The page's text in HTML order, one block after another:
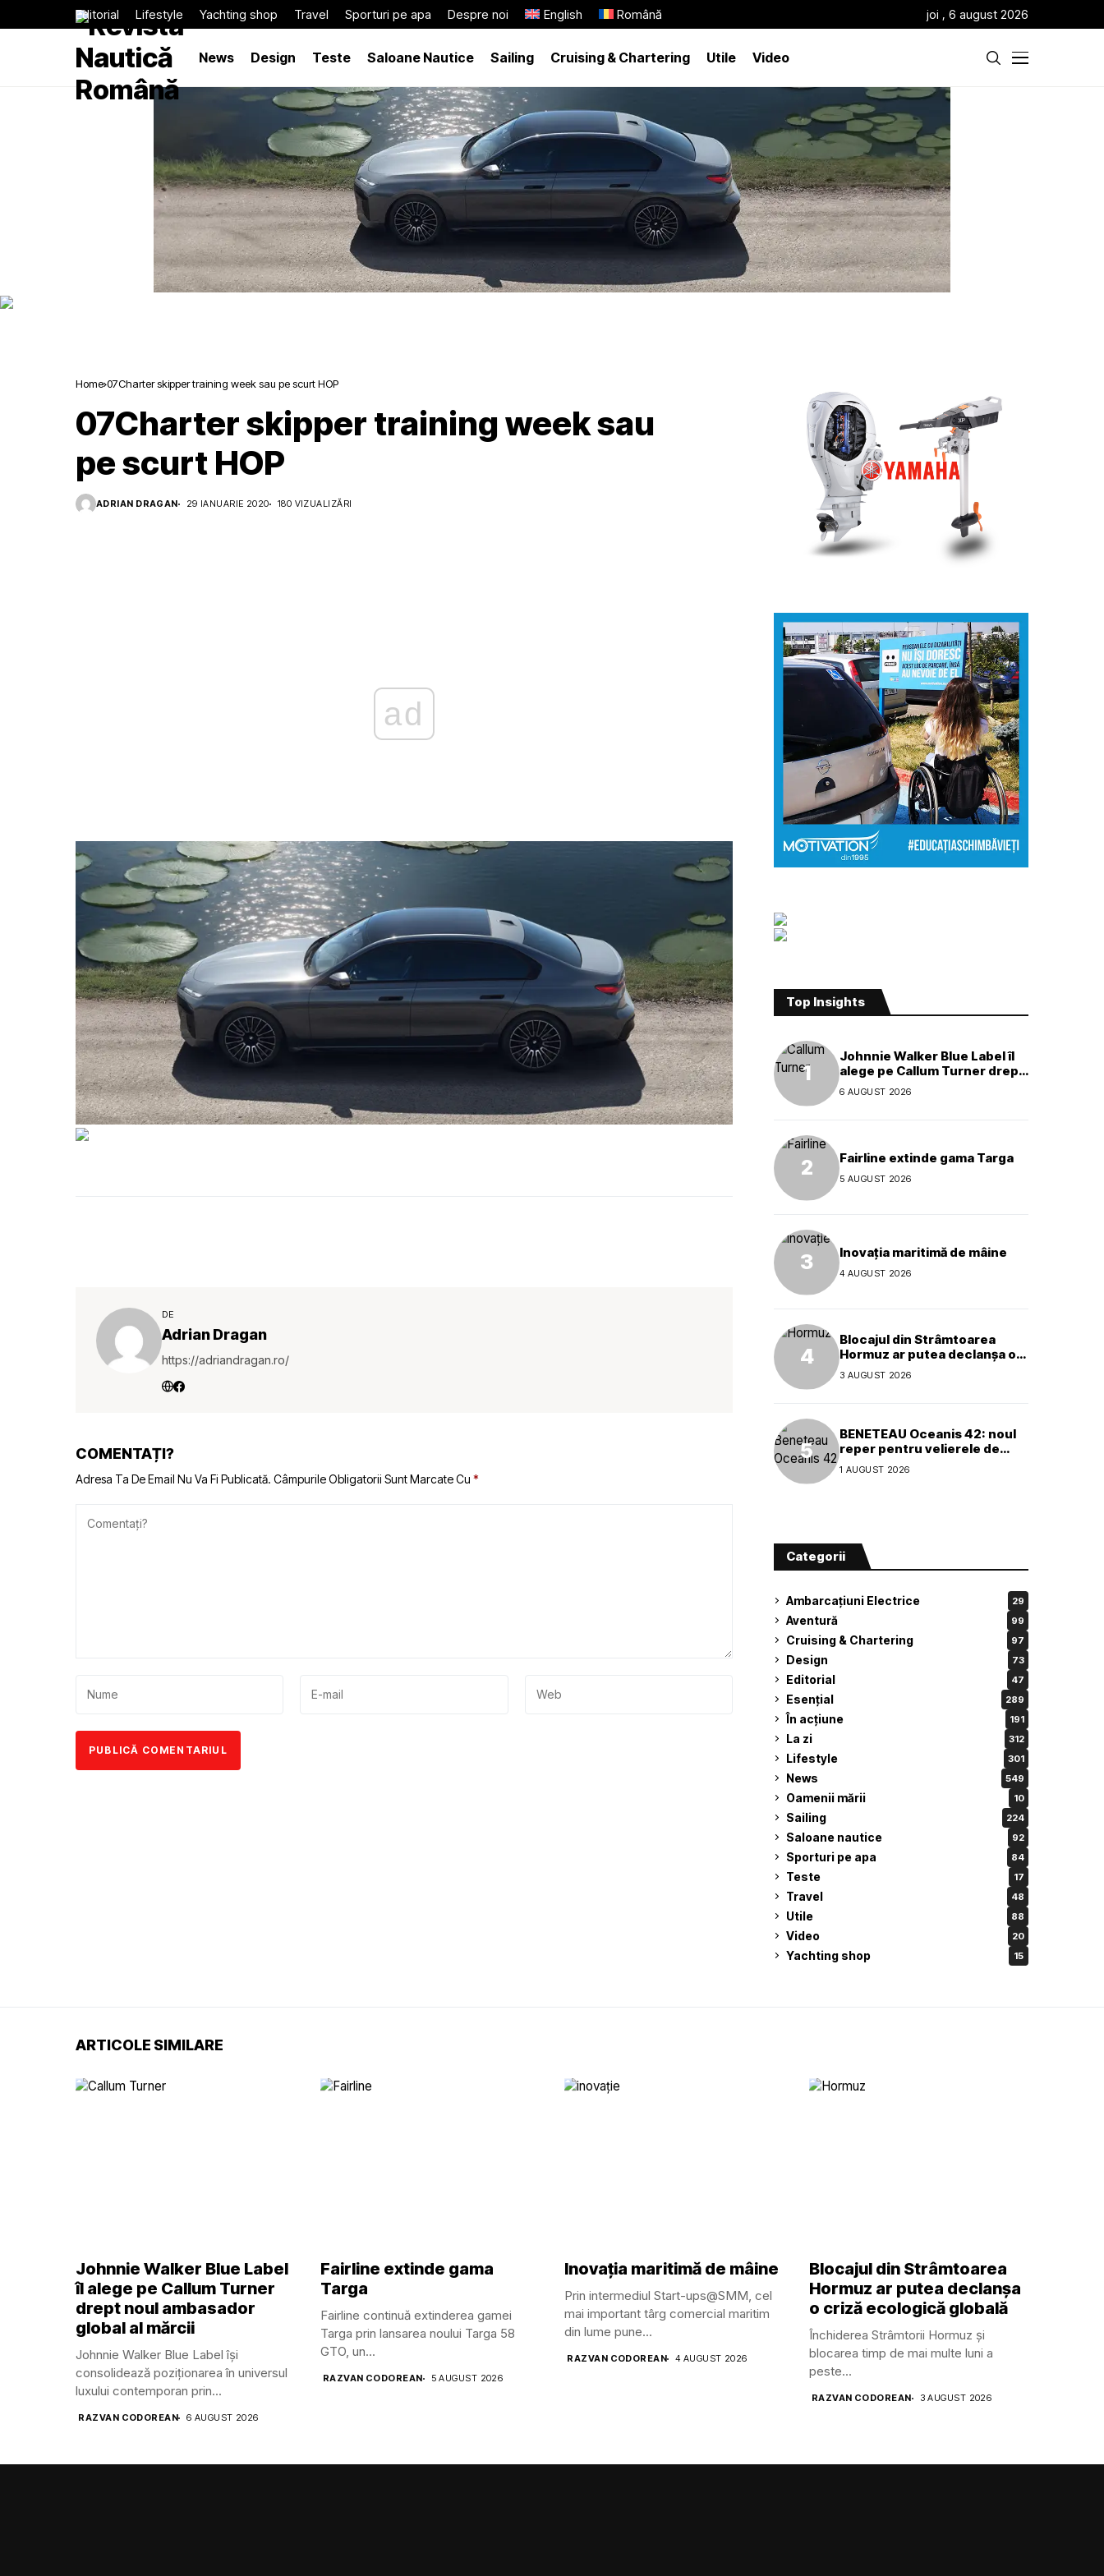
Editorial Lifestyle Yachting shop Travel Sporturi pe apa Despre noi English Română joi , 6 august 2026
News Design Teste Saloane Nautice Sailing Cruising & Chartering Utile Video
Home 07Charter skipper training week sau pe scurt HOP
07Charter skipper training week sau
pe scurt HOP
ADRIAN DRAGAN 29 IANUARIE 2020 180 VIZUALIZĂRI
ad
DE
Adrian Dragan
https://adriandragan.ro/
COMENTAȚI?
Adresa Ta De Email Nu Va Fi Publicată. Câmpurile Obligatorii Sunt Marcate Cu *
Top Insights
Johnnie Walker Blue Label îl
alege pe Callum Turner drept
noul ambasador global al
mărcii
6 AUGUST 2026
Fairline extinde gama Targa
5 AUGUST 2026
Inovația maritimă de mâine
4 AUGUST 2026
Blocajul din Strâmtoarea
Hormuz ar putea declanșa o
criză ecologică globală
3 AUGUST 2026
BENETEAU Oceanis 42: noul
reper pentru velierele de
croazieră de 40 de picioare
1 AUGUST 2026
Categorii
Ambarcațiuni Electrice 29
Aventură 99
Cruising & Chartering 97
Design 73
Editorial 47
Esențial 289
În acțiune 191
La zi 312
Lifestyle 301
News 549
Oamenii mării 10
Sailing 224
Saloane nautice 92
Sporturi pe apa 84
Teste 17
Travel 48
Utile 88
Video 20
Yachting shop 15
ARTICOLE SIMILARE
Johnnie Walker Blue Label
îl alege pe Callum Turner
drept noul ambasador
global al mărcii
Johnnie Walker Blue Label își
consolidează poziționarea în universul
luxului contemporan prin...
RAZVAN CODOREAN 6 AUGUST 2026
Fairline extinde gama
Targa
Fairline continuă extinderea gamei
Targa prin lansarea noului Targa 58
GTO, un...
RAZVAN CODOREAN 5 AUGUST 2026
Inovația maritimă de mâine
Prin intermediul Start-ups@SMM, cel
mai important târg comercial maritim
din lume pune...
RAZVAN CODOREAN 4 AUGUST 2026
Blocajul din Strâmtoarea
Hormuz ar putea declanșa
o criză ecologică globală
Închiderea Strâmtorii Hormuz și
blocarea timp de mai multe luni a
peste...
RAZVAN CODOREAN 3 AUGUST 2026